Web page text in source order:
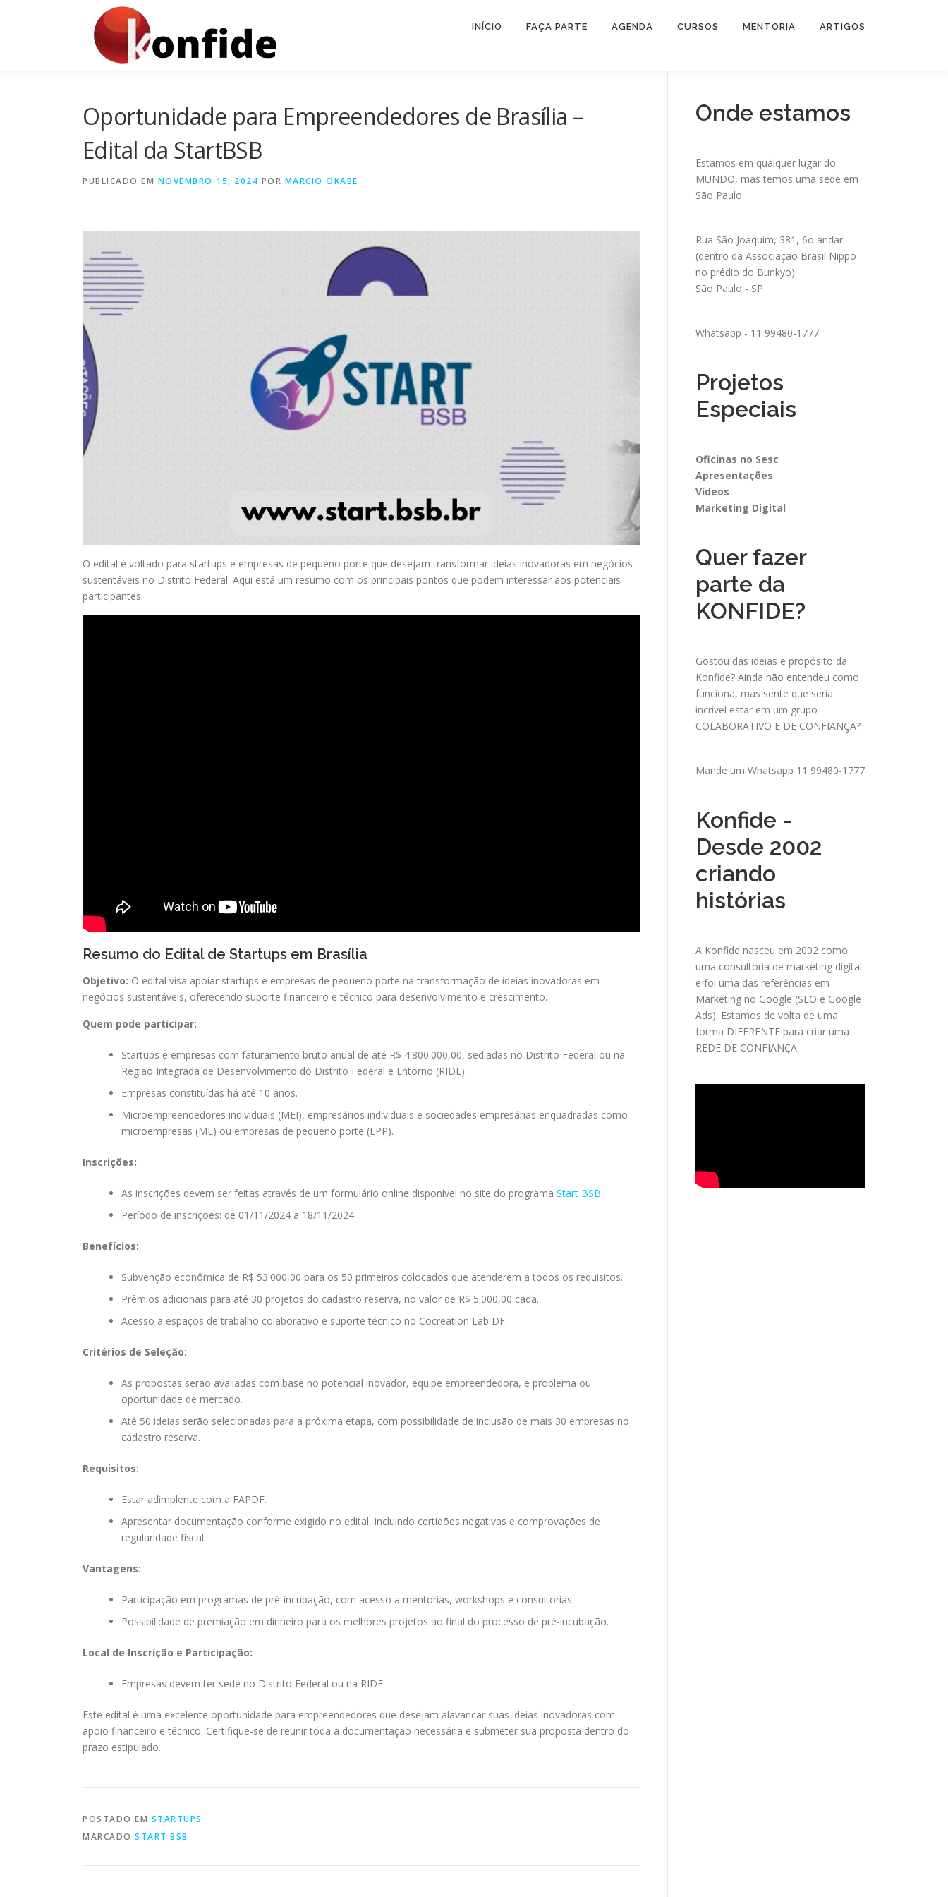
INÍCIO FAÇA PARTE AGENDA CURSOS MENTORIA ARTIGOS
Oportunidade para Empreendedores de Brasília –
Edital da StartBSB
PUBLICADO EM NOVEMBRO 15, 2024 POR MARCIO OKABE
O edital é voltado para startups e empresas de pequeno porte que desejam transformar ideias inovadoras em negócios
sustentáveis no Distrito Federal. Aqui está um resumo com os principais pontos que podem interessar aos potenciais
participantes:
Resumo do Edital de Startups em Brasília
Objetivo: O edital visa apoiar startups e empresas de pequeno porte na transformação de ideias inovadoras em
negócios sustentáveis, oferecendo suporte financeiro e técnico para desenvolvimento e crescimento.
Quem pode participar:
Startups e empresas com faturamento bruto anual de até R$ 4.800.000,00, sediadas no Distrito Federal ou na
Região Integrada de Desenvolvimento do Distrito Federal e Entorno (RIDE).
Empresas constituídas há até 10 anos.
Microempreendedores individuais (MEI), empresários individuais e sociedades empresárias enquadradas como
microempresas (ME) ou empresas de pequeno porte (EPP).
Inscrições:
As inscrições devem ser feitas através de um formulário online disponível no site do programa Start BSB.
Período de inscrições: de 01/11/2024 a 18/11/2024.
Benefícios:
Subvenção econômica de R$ 53.000,00 para os 50 primeiros colocados que atenderem a todos os requisitos.
Prêmios adicionais para até 30 projetos do cadastro reserva, no valor de R$ 5.000,00 cada.
Acesso a espaços de trabalho colaborativo e suporte técnico no Cocreation Lab DF.
Critérios de Seleção:
As propostas serão avaliadas com base no potencial inovador, equipe empreendedora, e problema ou
oportunidade de mercado.
Até 50 ideias serão selecionadas para a próxima etapa, com possibilidade de inclusão de mais 30 empresas no
cadastro reserva.
Requisitos:
Estar adimplente com a FAPDF.
Apresentar documentação conforme exigido no edital, incluindo certidões negativas e comprovações de
regularidade fiscal.
Vantagens:
Participação em programas de pré-incubação, com acesso a mentorias, workshops e consultorias.
Possibilidade de premiação em dinheiro para os melhores projetos ao final do processo de pré-incubação.
Local de Inscrição e Participação:
Empresas devem ter sede no Distrito Federal ou na RIDE.
Este edital é uma excelente oportunidade para empreendedores que desejam alavancar suas ideias inovadoras com
apoio financeiro e técnico. Certifique-se de reunir toda a documentação necessária e submeter sua proposta dentro do
prazo estipulado.
POSTADO EM STARTUPS
MARCADO START BSB
Onde estamos
Estamos em qualquer lugar do
MUNDO, mas temos uma sede em
São Paulo.
Rua São Joaquim, 381, 6o andar
(dentro da Associação Brasil Nippo
no prédio do Bunkyo)
São Paulo - SP
Whatsapp - 11 99480-1777
Projetos
Especiais
Oficinas no Sesc
Apresentações
Vídeos
Marketing Digital
Quer fazer
parte da
KONFIDE?
Gostou das ideias e propósito da
Konfide? Ainda não entendeu como
funciona, mas sente que seria
incrível estar em um grupo
COLABORATIVO E DE CONFIANÇA?
Mande um Whatsapp 11 99480-1777
Konfide -
Desde 2002
criando
histórias
A Konfide nasceu em 2002 como
uma consultoria de marketing digital
e foi uma das referências em
Marketing no Google (SEO e Google
Ads). Estamos de volta de uma
forma DIFERENTE para criar uma
REDE DE CONFIANÇA.